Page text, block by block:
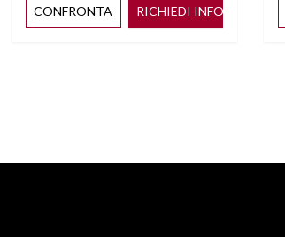
CONFRONTA
RICHIEDI INFO